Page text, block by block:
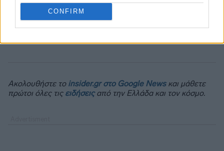
CONFIRM
Ακολουθήστε το insider.gr στο Google Newsκαι μάθετε
πρώτοι όλες τις ειδήσειςαπό την Ελλάδα και τον κόσμο.